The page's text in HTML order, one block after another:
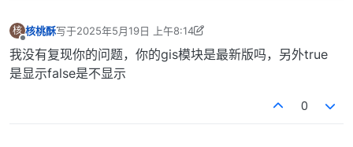
核 核桃酥写于2025年5月19日 上午8:14
最后由 核桃酥 编辑2025年5月19日 下午4:40
我没有复现你的问题，你的gis模块是最新版吗，另外true
是显示false是不显示
0